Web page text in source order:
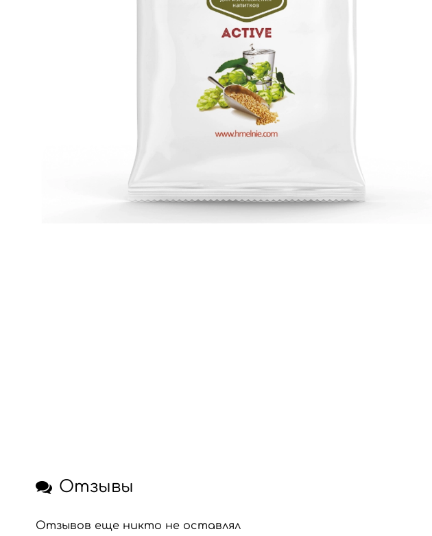
Отзывы
Отзывов еще никто не оставлял